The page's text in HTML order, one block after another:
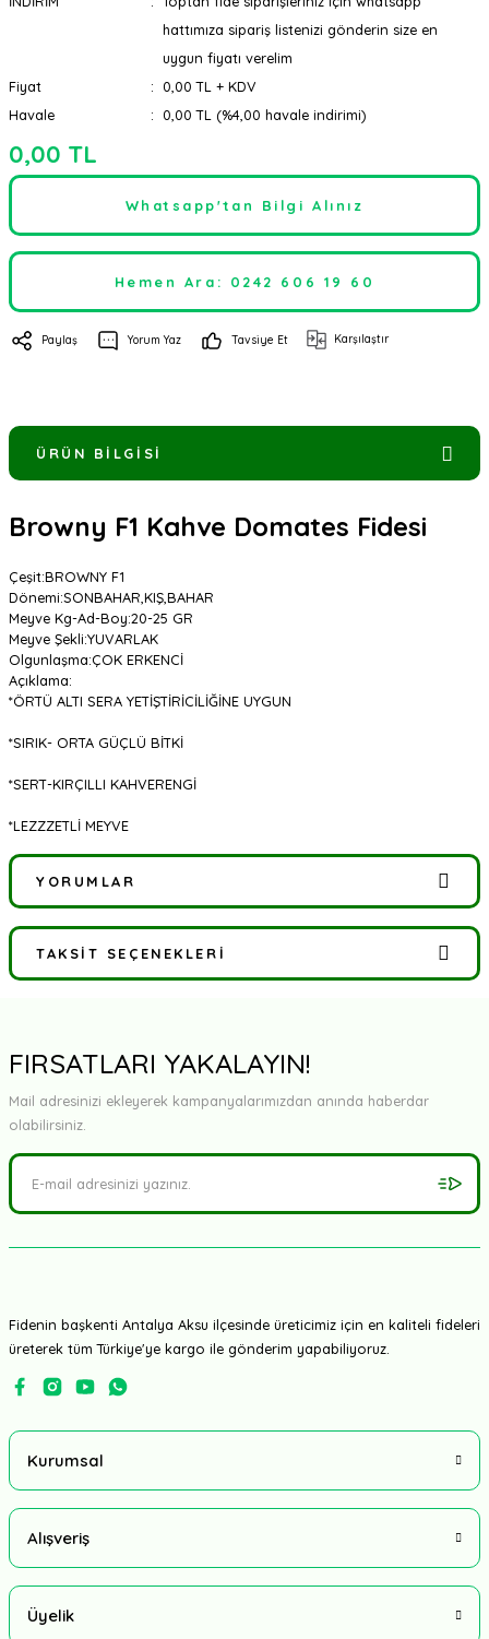
hattımıza sipariş listenizi gönderin size en
uygun fiyatı verelim
Fiyat
0,00 TL + KDV
Havale
0,00 TL (%4,00 havale indirimi)
0,00 TL
Whatsapp'tan Bilgi Alınız
Hemen Ara: 0242 606 19 60
Paylaş Yorum Yaz Tavsiye Et Karşılaştır
ÜRÜN BILGISI
Browny F1 Kahve Domates Fidesi
Çeşit:BROWNY F1
Dönemi:SONBAHAR,KIŞ,BAHAR
Meyve Kg-Ad-Boy:20-25 GR
Meyve Şekli:YUVARLAK
Olgunlaşma:ÇOK ERKENCİ
Açıklama:
*ÖRTÜ ALTI SERA YETİŞTİRİCİLİĞİNE UYGUN
*SIRIK- ORTA GÜÇLÜ BİTKİ
*SERT-KIRÇILLI KAHVERENGİ
*LEZZZETLİ MEYVE
YORUMLAR
Bu ürüne ilk yorumu siz yapın!
TAKSIT SEÇENEKLERI
FIRSATLARI YAKALAYIN!
Mail adresinizi ekleyerek kampanyalarımızdan anında haberdar
olabilirsiniz.
Fidenin başkenti Antalya Aksu ilçesinde üreticimiz için en kaliteli fideleri
üreterek tüm Türkiye'ye kargo ile gönderim yapabiliyoruz.
Kurumsal
Alışveriş
Üyelik